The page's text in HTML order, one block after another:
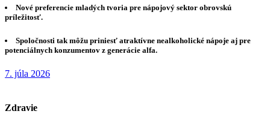
Nové preferencie mladých tvoria pre nápojový sektor obrovskú
príležitosť.
Spoločnosti tak môžu priniesť atraktívne nealkoholické nápoje aj pre
potenciálnych konzumentov z generácie alfa.
7. júla 2026
Zdravie